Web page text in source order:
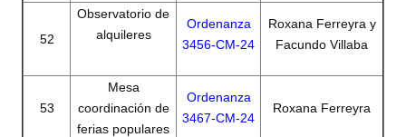
52
Observatorio de
alquileres
Ordenanza
3456-CM-24
Roxana Ferreyra y
Facundo Villaba
53
Mesa
coordinación de
ferias populares
Ordenanza
3467-CM-24
Roxana Ferreyra